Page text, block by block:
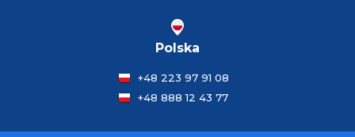
Polska
+48 223 97 91 08
+48 888 12 43 77